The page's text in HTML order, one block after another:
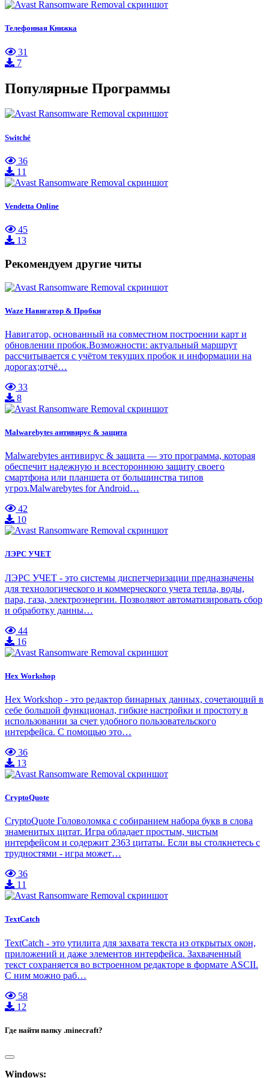
Телефонная Книжка
31
7
Популярные Программы
Switché
36
11
Vendetta Online
45
13
Рекомендуем другие читы
Waze Навигатор & Пробки
Навигатор, основанный на совместном построении карт и
обновлении пробок.Возможности: актуальный маршрут
рассчитывается с учётом текущих пробок и информации на
дорогах;отчё…
33
8
Malwarebytes антивирус & защита
Malwarebytes антивирус & защита — это программа, которая
обеспечит надежную и всестороннюю защиту своего
смартфона или планшета от большинства типов
угроз.Malwarebytes for Android…
42
10
ЛЭРС УЧЕТ
ЛЭРС УЧЕТ - это системы диспетчеризации предназначены
для технологического и коммерческого учета тепла, воды,
пара, газа, электроэнергии. Позволяют автоматизировать сбор
и обработку данны…
44
16
Hex Workshop
Hex Workshop - это редактор бинарных данных, сочетающий в
себе большой функционал, гибкие настройки и простоту в
использовании за счет удобного пользовательского
интерфейса. С помощью это…
36
13
CryptoQuote
CryptoQuote Головоломка с собиранием набора букв в слова
знаменитых цитат. Игра обладает простым, чистым
интерфейсом и содержит 2363 цитаты. Если вы столкнетесь с
трудностями - игра может…
36
11
TextCatch
TextCatch - это утилита для захвата текста из открытых окон,
приложений и даже элементов интерфейса. Захваченный
текст сохраняется во встроенном редакторе в формате ASCII.
С ним можно раб…
58
12
Где найти папку .minecraft?
Windows: